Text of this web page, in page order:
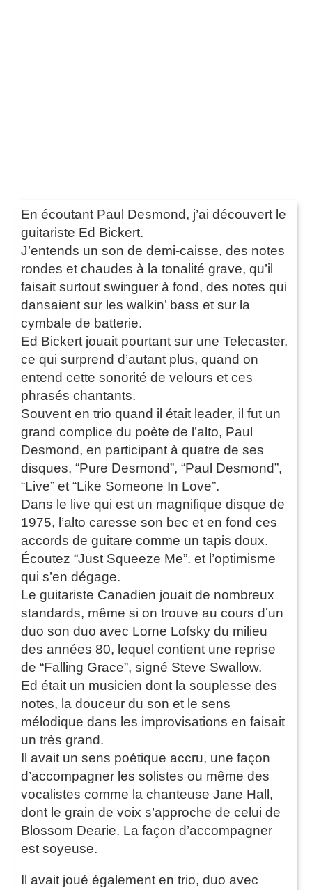
En écoutant Paul Desmond, j’ai découvert le
guitariste Ed Bickert.
J’entends un son de demi-caisse, des notes
rondes et chaudes à la tonalité grave, qu’il
faisait surtout swinguer à fond, des notes qui
dansaient sur les walkin’ bass et sur la
cymbale de batterie.
Ed Bickert jouait pourtant sur une Telecaster,
ce qui surprend d’autant plus, quand on
entend cette sonorité de velours et ces
phrasés chantants.
Souvent en trio quand il était leader, il fut un
grand complice du poète de l’alto, Paul
Desmond, en participant à quatre de ses
disques, “Pure Desmond”, “Paul Desmond”,
“Live” et “Like Someone In Love”.
Dans le live qui est un magnifique disque de
1975, l’alto caresse son bec et en fond ces
accords de guitare comme un tapis doux.
Écoutez “Just Squeeze Me”. et l’optimisme
qui s’en dégage.
Le guitariste Canadien jouait de nombreux
standards, même si on trouve au cours d’un
duo son duo avec Lorne Lofsky du milieu
des années 80, lequel contient une reprise
de “Falling Grace”, signé Steve Swallow.
Ed était un musicien dont la souplesse des
notes, la douceur du son et le sens
mélodique dans les improvisations en faisait
un très grand.
Il avait un sens poétique accru, une façon
d’accompagner les solistes ou même des
vocalistes comme la chanteuse Jane Hall,
dont le grain de voix s’approche de celui de
Blossom Dearie. La façon d’accompagner
est soyeuse.
Il avait joué également en trio, duo avec